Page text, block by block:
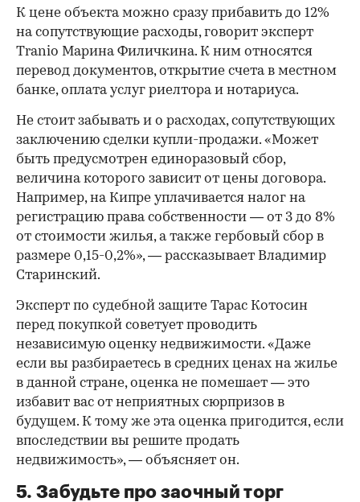
К цене объекта можно сразу прибавить до 12%
на сопутствующие расходы, говорит эксперт
Tranio Марина Филичкина. К ним относятся
перевод документов, открытие счета в местном
банке, оплата услуг риелтора и нотариуса.
Не стоит забывать и о расходах, сопутствующих
заключению сделки купли-продажи. «Может
быть предусмотрен единоразовый сбор,
величина которого зависит от цены договора.
Например, на Кипре уплачивается налог на
регистрацию права собственности — от 3 до 8%
от стоимости жилья, а также гербовый сбор в
размере 0,15-0,2%», — рассказывает Владимир
Старинский.
Эксперт по судебной защите Тарас Котосин
перед покупкой советует проводить
независимую оценку недвижимости. «Даже
если вы разбираетесь в средних ценах на жилье
в данной стране, оценка не помешает — это
избавит вас от неприятных сюрпризов в
будущем. К тому же эта оценка пригодится, если
впоследствии вы решите продать
недвижимость», — объясняет он.
5. Забудьте про заочный торг